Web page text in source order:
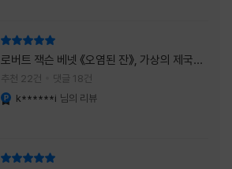
로버트 잭슨 베넷 《오염된 잔》, 가상의 제국이
주는 실감과 미스터리 사건의 치밀함이 이루어
내는 최상의 시너지...
추천 22건 댓글 18건
k******i 님의 리뷰